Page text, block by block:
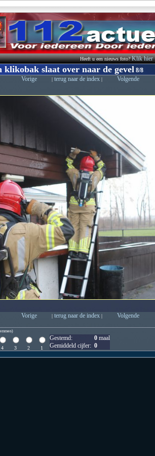
Heeft u een nieuws foto?Klik hier
slaat over naar de gevel8/8
Vorige
| terug naar de index | Volgende
Vorige | terug naar de index |
Volgende
4 3 2 1
Gestemd: 0maal
Gemiddeld cijfer: 0